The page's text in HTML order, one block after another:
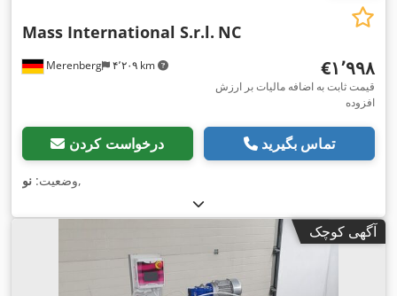
Merenberg ۴٬۲۰۹ km
Mass International S.r.l. NC
‎€۱٬۹۹۸
قیمت ثابت به اضافه مالیات بر ارزش
افزوده
درخواست کردن تماس بگیرید
وضعیت: نو ,
آگهی کوچک